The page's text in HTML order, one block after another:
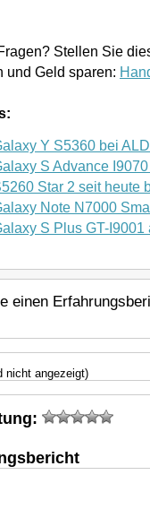
Stellen Sie
und Geld sparen:
Y S5360 bei
S Advance
Star 2 seit heute
Note N7000
S Plus GT-
einen
nicht angezeigt)